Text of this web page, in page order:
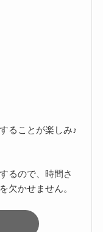
ることが楽しみ♪
るので、時間さ
欠かせません。